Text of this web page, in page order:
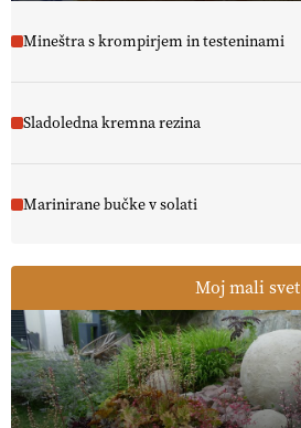
Mineštra s krompirjem in testeninami
Sladoledna kremna rezina
Marinirane bučke v solati
Moj mali svet